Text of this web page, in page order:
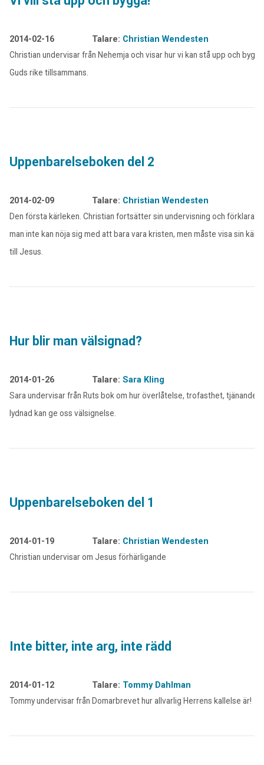
2014-02-16 Talare: Christian Wendesten
Christian undervisar från Nehemja och visar hur vi kan stå upp och bygga
Guds rike tillsammans.
Uppenbarelseboken del 2
2014-02-09 Talare: Christian Wendesten
Den första kärleken. Christian fortsätter sin undervisning och förklarar
man inte kan nöja sig med att bara vara kristen, men måste visa sin
till Jesus.
Hur blir man välsignad?
2014-01-26 Talare: Sara Kling
Sara undervisar från Ruts bok om hur överlåtelse, trofasthet, tjänande
lydnad kan ge oss välsignelse.
Uppenbarelseboken del 1
2014-01-19 Talare: Christian Wendesten
Christian undervisar om Jesus förhärligande
Inte bitter, inte arg, inte rädd
2014-01-12 Talare: Tommy Dahlman
Tommy undervisar från Domarbrevet hur allvarlig Herrens kallelse är!